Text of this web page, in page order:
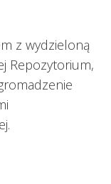
z wydzieloną
Repozytorium,